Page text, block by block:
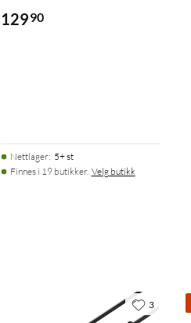
12990
Nettlager: 5+ st
Finnes i 19 butikker. Velg butikk
3